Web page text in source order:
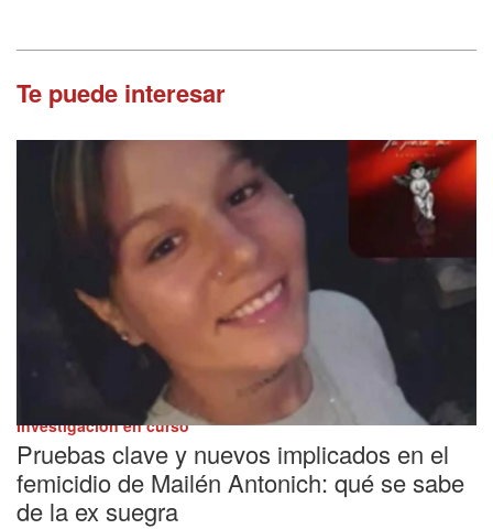
Te puede interesar
Investigación en curso
Pruebas clave y nuevos implicados en el
femicidio de Mailén Antonich: qué se sabe
de la ex suegra